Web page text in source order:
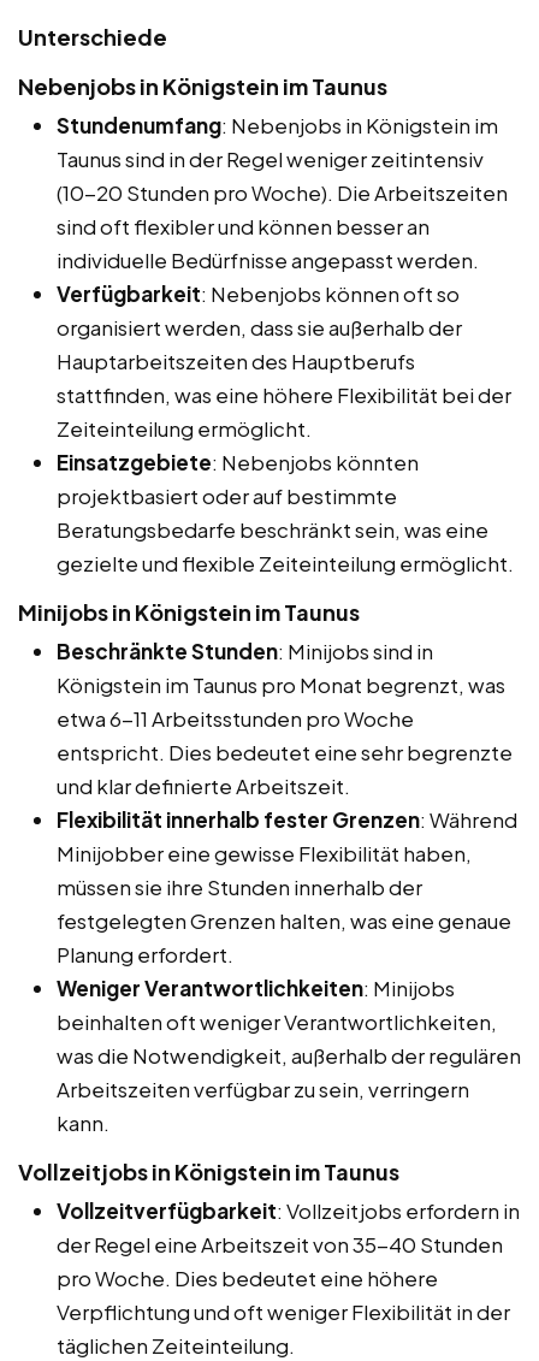
Unterschiede
Nebenjobs in Königstein im Taunus
Stundenumfang: Nebenjobs in Königstein im
Taunus sind in der Regel weniger zeitintensiv
(10-20 Stunden pro Woche). Die Arbeitszeiten
sind oft flexibler und können besser an
individuelle Bedürfnisse angepasst werden.
Verfügbarkeit: Nebenjobs können oft so
organisiert werden, dass sie außerhalb der
Hauptarbeitszeiten des Hauptberufs
stattfinden, was eine höhere Flexibilität bei der
Zeiteinteilung ermöglicht.
Einsatzgebiete: Nebenjobs könnten
projektbasiert oder auf bestimmte
Beratungsbedarfe beschränkt sein, was eine
gezielte und flexible Zeiteinteilung ermöglicht.
Minijobs in Königstein im Taunus
Beschränkte Stunden: Minijobs sind in
Königstein im Taunus pro Monat begrenzt, was
etwa 6-11 Arbeitsstunden pro Woche
entspricht. Dies bedeutet eine sehr begrenzte
und klar definierte Arbeitszeit.
Flexibilität innerhalb fester Grenzen: Während
Minijobber eine gewisse Flexibilität haben,
müssen sie ihre Stunden innerhalb der
festgelegten Grenzen halten, was eine genaue
Planung erfordert.
Weniger Verantwortlichkeiten: Minijobs
beinhalten oft weniger Verantwortlichkeiten,
was die Notwendigkeit, außerhalb der regulären
Arbeitszeiten verfügbar zu sein, verringern
kann.
Vollzeitjobs in Königstein im Taunus
Vollzeitverfügbarkeit: Vollzeitjobs erfordern in
der Regel eine Arbeitszeit von 35-40 Stunden
pro Woche. Dies bedeutet eine höhere
Verpflichtung und oft weniger Flexibilität in der
täglichen Zeiteinteilung.